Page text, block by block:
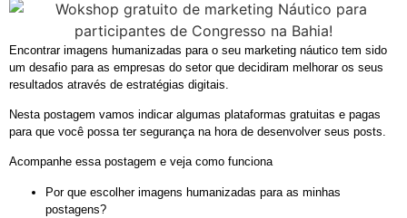
Encontrar imagens humanizadas para o seu marketing náutico tem sido
um desafio para as empresas do setor que decidiram melhorar os seus
resultados através de estratégias digitais.
Nesta postagem vamos indicar algumas plataformas gratuitas e pagas
para que você possa ter segurança na hora de desenvolver seus posts.
Acompanhe essa postagem e veja como funciona
Por que escolher imagens humanizadas para as minhas
postagens?